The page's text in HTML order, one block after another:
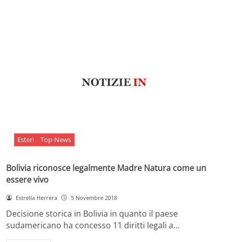
Esteri Top-News
Bolivia riconosce legalmente Madre Natura come un
essere vivo
Estrella Herrera 5 Novembre 2018
Decisione storica in Bolivia in quanto il paese
sudamericano ha concesso 11 diritti legali a…